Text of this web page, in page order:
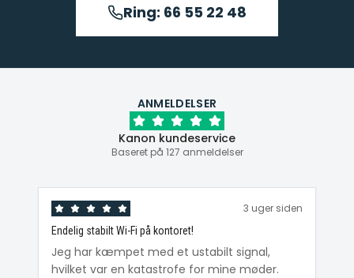
Ring: 66 55 22 48
ANMELDELSER
Kanon kundeservice
Baseret på 127 anmeldelser
3 uger siden
Endelig stabilt Wi-Fi på kontoret!
Jeg har kæmpet med et ustabilt signal,
hvilket var en katastrofe for mine møder.